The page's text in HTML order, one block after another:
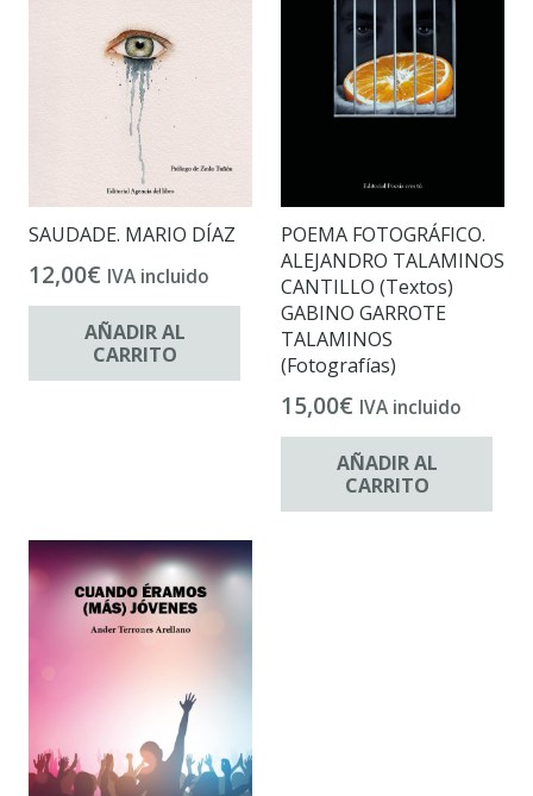
SAUDADE. MARIO DÍAZ
12,00€ IVA incluido
AÑADIR AL
CARRITO
POEMA FOTOGRÁFICO.
ALEJANDRO TALAMINOS
CANTILLO (Textos)
GABINO GARROTE
TALAMINOS
(Fotografías)
15,00€ IVA incluido
AÑADIR AL
CARRITO